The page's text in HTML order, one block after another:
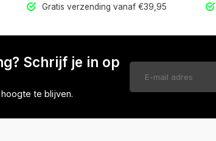
Gratis verzending vanaf €39,95
Schrijf je in op
te blijven.